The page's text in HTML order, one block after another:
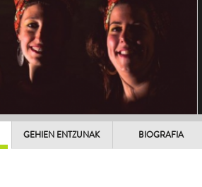
GEHIEN ENTZUNAK BIOGRAFIA